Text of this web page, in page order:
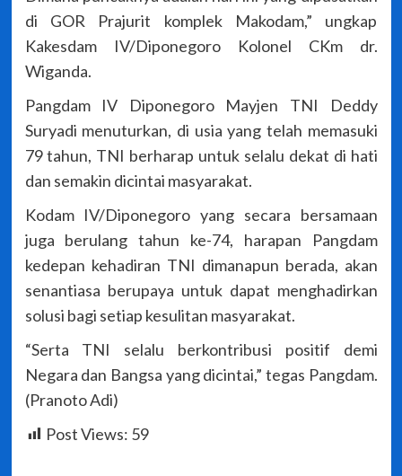
di GOR Prajurit komplek Makodam,” ungkap
Kakesdam IV/Diponegoro Kolonel CKm dr.
Wiganda.
Pangdam IV Diponegoro Mayjen TNI Deddy
Suryadi menuturkan, di usia yang telah memasuki
79 tahun, TNI berharap untuk selalu dekat di hati
dan semakin dicintai masyarakat.
Kodam IV/Diponegoro yang secara bersamaan
juga berulang tahun ke-74, harapan Pangdam
kedepan kehadiran TNI dimanapun berada, akan
senantiasa berupaya untuk dapat menghadirkan
solusi bagi setiap kesulitan masyarakat.
“Serta TNI selalu berkontribusi positif demi
Negara dan Bangsa yang dicintai,” tegas Pangdam.
(Pranoto Adi)
Post Views: 59